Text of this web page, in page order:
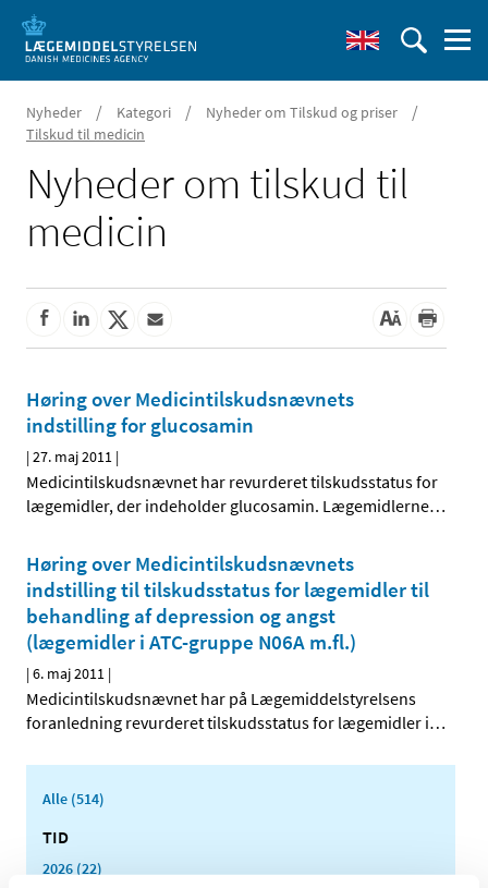
Nyheder / Kategori / Nyheder om Tilskud og priser /
Tilskud til medicin
Nyheder om tilskud til
medicin
Høring over Medicintilskudsnævnets
indstilling for glucosamin
|27. maj 2011 |
Medicintilskudsnævnet har revurderet tilskudsstatus for
lægemidler, der indeholder glucosamin. Lægemidlerne…
Høring over Medicintilskudsnævnets
indstilling til tilskudsstatus for lægemidler til
behandling af depression og angst
(lægemidler i ATC-gruppe N06A m.fl.)
|6. maj 2011 |
Medicintilskudsnævnet har på Lægemiddelstyrelsens
foranledning revurderet tilskudsstatus for lægemidler i…
Alle (514)
TID
2026 (22)